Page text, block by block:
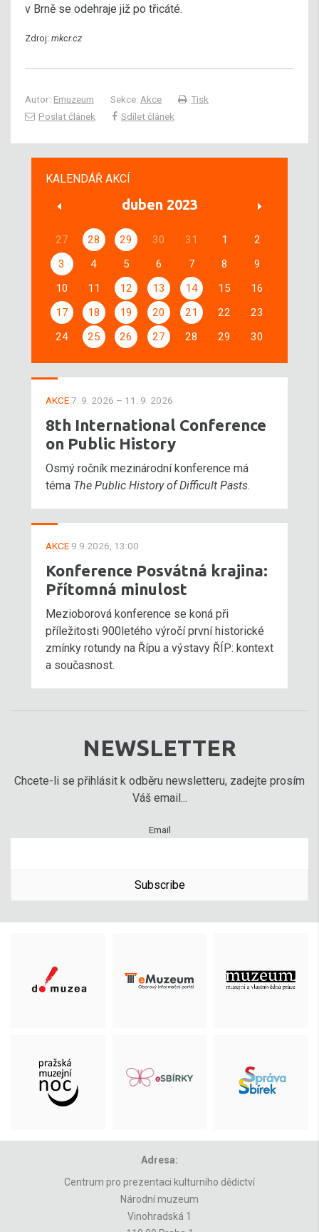
v Brně se odehraje již po třicáté.
Zdroj: mkcr.cz
Autor: Emuzeum Sekce: Akce
Tisk
Poslat článek
Sdílet článek
KALENDÁŘ AKCÍ
duben 2023
27 28 29 30 31 1
2
3
4 5 6 7 8
9
10
11 12 13 14 15
16
17
18 19 20 21 22
23
24
25 26 27 28 29 30
AKCE7. 9. 2026 – 11. 9. 2026
8th International Conference
on Public History
Osmý ročník mezinárodní konference má
téma The Public History of Difficult Pasts.
AKCE 9.9.2026, 13:00
Konference Posvátná krajina:
Přítomná minulost
Mezioborová konference se koná při
příležitosti 900letého výročí první historické
zmínky rotundy na Řípu a výstavy ŘÍP: kontext
a současnost.
NEWSLETTER
Chcete-li se přihlásit k odběru newsletteru, zadejte prosím
Váš email...
Email
Subscribe
Adresa:
Centrum pro prezentaci kulturního dědictví
Národní muzeum
Vinohradská 1